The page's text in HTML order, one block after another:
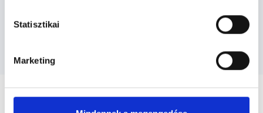
Statisztikai
Marketing
Budapesti és vidéki diagnoszta orvosok